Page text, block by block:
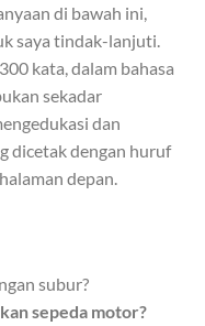
di bawah ini,
saya tindak-lanjuti.
kata, dalam bahasa
sekadar
dan
dicetak dengan huruf
depan.
subur?
sepeda motor?